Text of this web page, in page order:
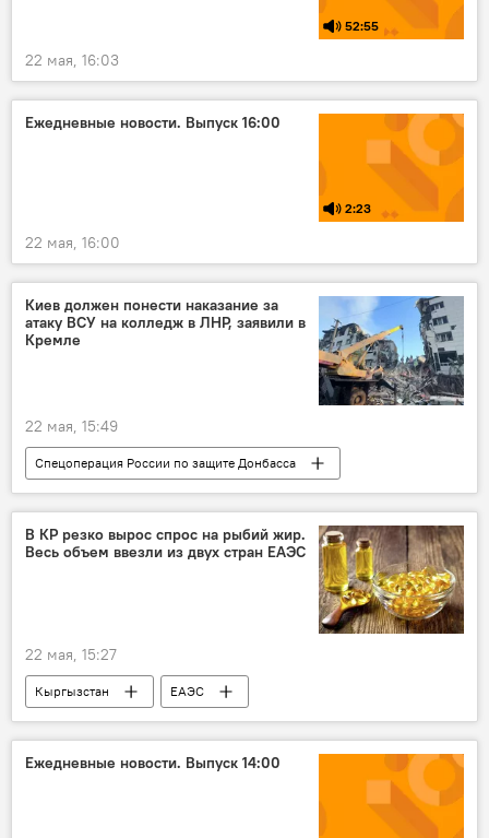
52:55
22 мая, 16:03
Ежедневные новости. Выпуск 16:00
2:23
22 мая, 16:00
Киев должен понести наказание за
атаку ВСУ на колледж в ЛНР, заявили в
Кремле
22 мая, 15:49
Спецоперация России по защите Донбасса
Россия
ЛНР
Старобельск
ВСУ
Дмитрий Песков
В КР резко вырос спрос на рыбий жир.
Весь объем ввезли из двух стран ЕАЭС
22 мая, 15:27
Кыргызстан
ЕАЭС
Кыргызстан в ЕАЭС
рыба
жир
Беларусь
Ежедневные новости. Выпуск 14:00